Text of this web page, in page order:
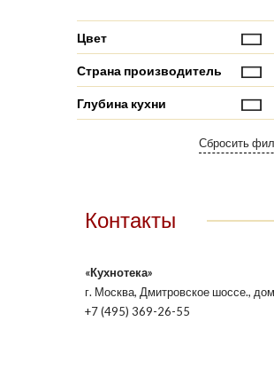
Цвет
Страна производитель
Глубина кухни
Контакты
«Кухнотека»
г. Москва, Дмитровское шоссе.,
+7 (495) 369-26-55